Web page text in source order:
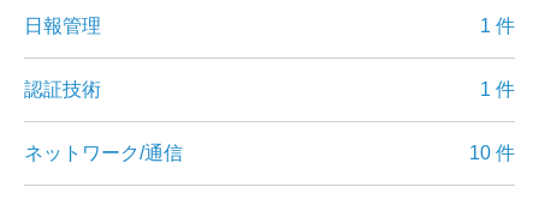
日報管理 1 件
認証技術 1 件
ネットワーク/通信 10 件